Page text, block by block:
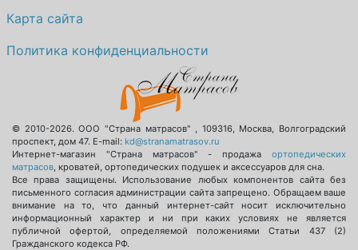
Карта сайта
Политика конфиденциальности
© 2010-2026.ООО "Страна матрасов" 109316, Москва
Волгоградский
проспект, дом 47. E-mail: kd@stranamatrasov.ru
Интернет-магазин "Страна матрасов" - продажа ортопедических
матрасов , кроватей, ортопедических подушек и аксессуаров для сна.
Все права защищены. Использование любых компонентов сайта без
письменного согласия администрации сайта запрещено. Обращаем ваше
внимание на то, что данный интернет-сайт носит исключительно
информационный характер и ни при каких условиях не является
публичной офертой, определяемой положениями Статьи 437 (2)
Гражданского кодекса РФ.